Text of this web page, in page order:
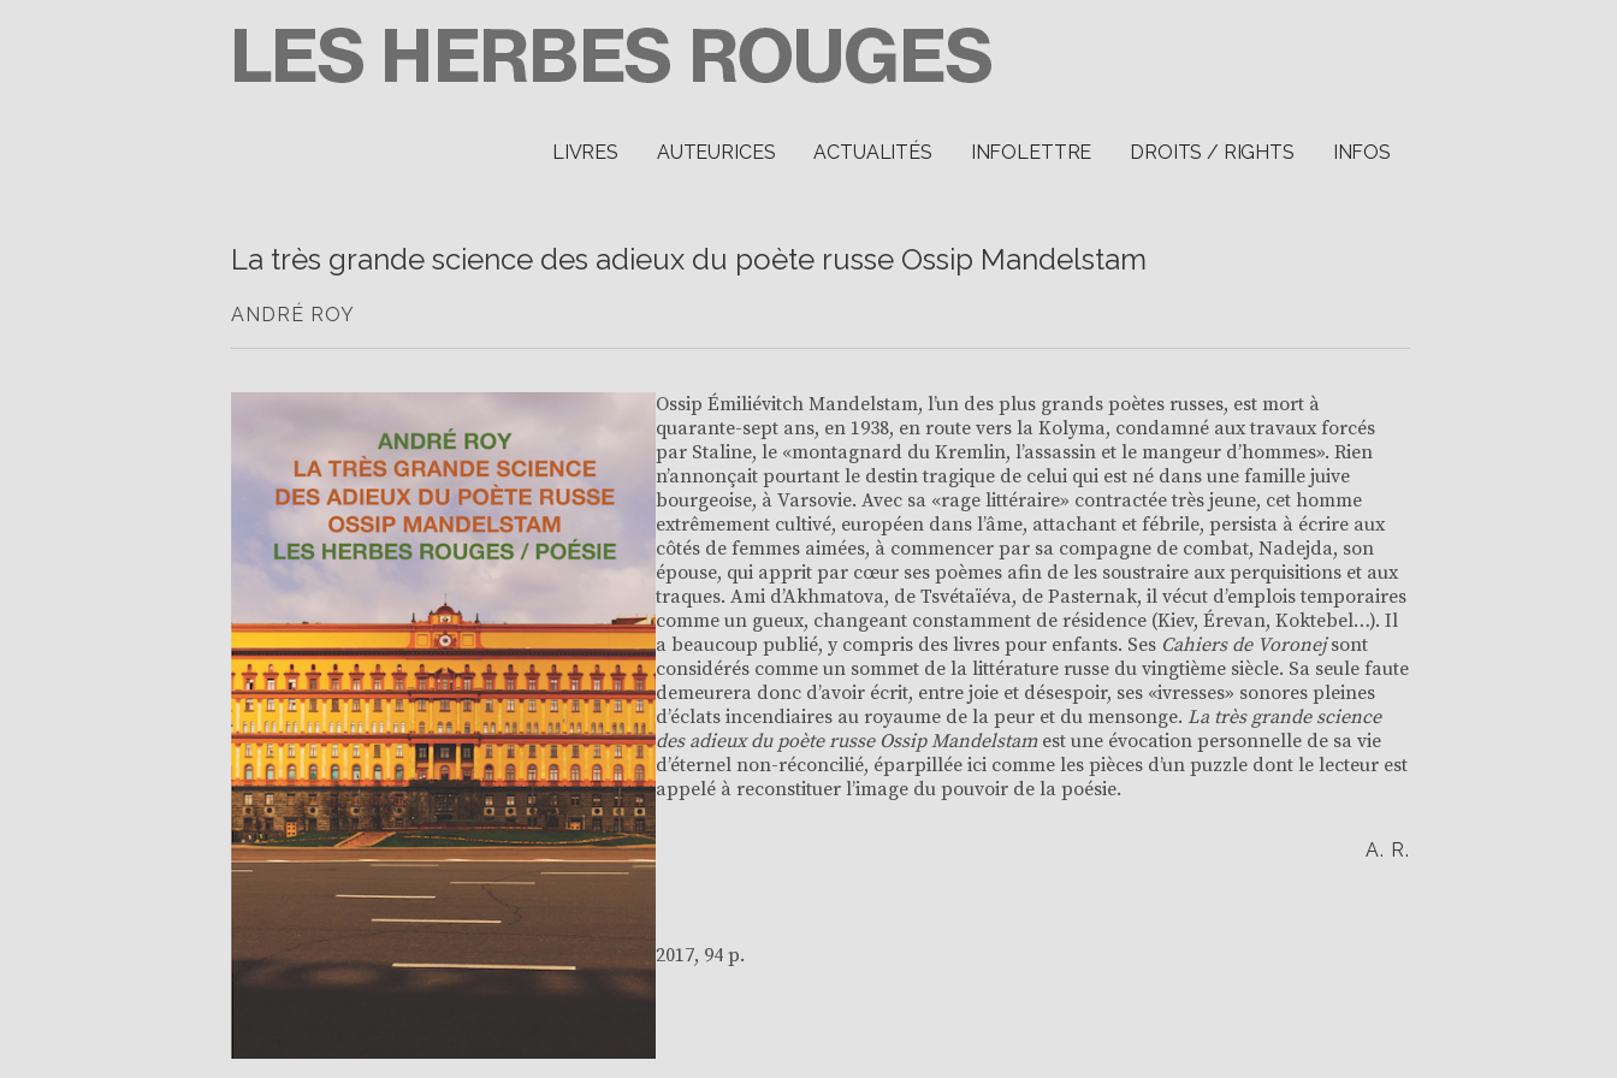
LIVRES AUTEURICES ACTUALITÉS INFOLETTRE DROITS / RIGHTS INFOS
La très grande science des adieux du poète russe Ossip Mandelstam
ANDRÉ ROY
Ossip Émiliévitch Mandelstam, l’un des plus grands poètes russes, est mort à
quarante-sept ans, en 1938, en route vers la Kolyma, condamné aux travaux forcés
par Staline, le «montagnard du Kremlin, l’assassin et le mangeur d’hommes». Rien
n’annonçait pourtant le destin tragique de celui qui est né dans une famille juive
bourgeoise, à Varsovie. Avec sa «rage littéraire» contractée très jeune, cet homme
extrêmement cultivé, européen dans l’âme, attachant et fébrile, persista à écrire aux
côtés de femmes aimées, à commencer par sa compagne de combat, Nadejda, son
épouse, qui apprit par cœur ses poèmes afin de les soustraire aux perquisitions et aux
traques. Ami d’Akhmatova, de Tsvétaïéva, de Pasternak, il vécut d’emplois temporaires
comme un gueux, changeant constamment de résidence (Kiev, Érevan, Koktebel…). Il
a beaucoup publié, y compris des livres pour enfants. Ses Cahiers de Voronejsont
considérés comme un sommet de la littérature russe du vingtième siècle. Sa seule faute
demeurera donc d’avoir écrit, entre joie et désespoir, ses «ivresses» sonores pleines
d’éclats incendiaires au royaume de la peur et du mensonge. La très grande science
des adieux du poète russe Ossip Mandelstam est une évocation personnelle de sa vie
d’éternel non-réconcilié, éparpillée ici comme les pièces d’un puzzle dont le lecteur est
appelé à reconstituer l’image du pouvoir de la poésie.
A. R.
2017, 94 p.